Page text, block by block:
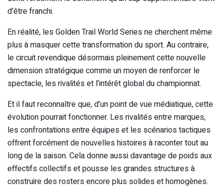
d’être franchi.
En réalité, les Golden Trail World Series ne cherchent même
plus à masquer cette transformation du sport. Au contraire,
le circuit revendique désormais pleinement cette nouvelle
dimension stratégique comme un moyen de renforcer le
spectacle, les rivalités et l’intérêt global du championnat.
Et il faut reconnaître que, d’un point de vue médiatique, cette
évolution pourrait fonctionner. Les rivalités entre marques,
les confrontations entre équipes et les scénarios tactiques
offrent forcément de nouvelles histoires à raconter tout au
long de la saison. Cela donne aussi davantage de poids aux
effectifs collectifs et pousse les grandes structures à
construire des rosters encore plus solides et homogènes.